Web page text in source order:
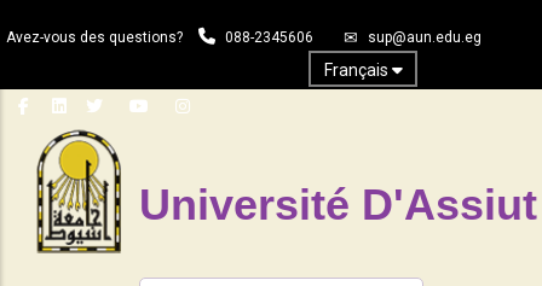
au
principal
Avez-vous des questions? 088-2345606 sup@aun.edu.eg
Français
Université D'Assiut